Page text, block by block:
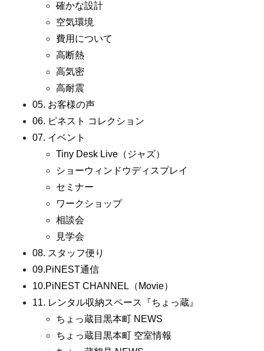
確かな設計
空気環境
費用について
高断熱
高気密
高耐震
05. お客様の声
06. ピネスト コレクション
07. イベント
Tiny Desk Live（ジャズ）
ショーウィンドウディスプレイ
セミナー
ワークショップ
相談会
見学会
08. スタッフ便り
09.PiNEST通信
10.PiNEST CHANNEL（Movie）
11. レンタル収納スペース『ちょっ蔵』
ちょっ蔵目黒本町 NEWS
ちょっ蔵目黒本町 空室情報